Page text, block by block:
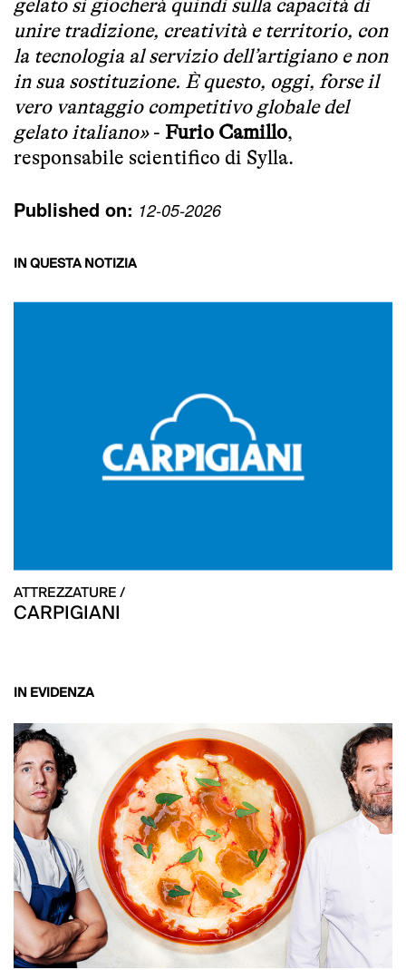
gelato si giocherà quindi sulla capacità di
unire tradizione, creatività e territorio, con
la tecnologia al servizio dell’artigiano e non
in sua sostituzione. È questo, oggi, forse il
vero vantaggio competitivo globale del
gelato italiano»- Furio Camillo,
responsabile scientifico di Sylla.
Published on: 12-05-2026
IN QUESTA NOTIZIA
ATTREZZATURE /
CARPIGIANI
IN EVIDENZA